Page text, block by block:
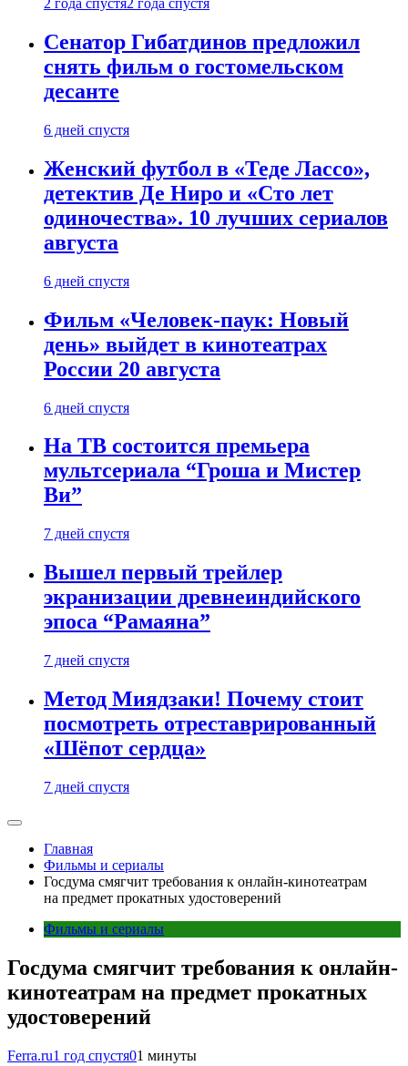
2 года спустя2 года спустя
Сенатор Гибатдинов предложил
снять фильм о гостомельском
десанте
6 дней спустя
Женский футбол в «Теде Лассо»,
детектив Де Ниро и «Сто лет
одиночества». 10 лучших сериалов
августа
6 дней спустя
Фильм «Человек-паук: Новый
день» выйдет в кинотеатрах
России 20 августа
6 дней спустя
На ТВ состоится премьера
мультсериала “Гроша и Мистер
Ви”
7 дней спустя
Вышел первый трейлер
экранизации древнеиндийского
эпоса “Рамаяна”
7 дней спустя
Метод Миядзаки! Почему стоит
посмотреть отреставрированный
«Шёпот сердца»
7 дней спустя
Главная
Фильмы и сериалы
Госдума смягчит требования к онлайн-кинотеатрам
на предмет прокатных удостоверений
Фильмы и сериалы
Госдума смягчит требования к онлайн-
кинотеатрам на предмет прокатных
удостоверений
Ferra.ru1 год спустя01 минуты